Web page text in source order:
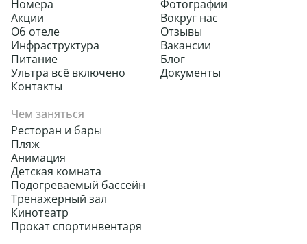
Номера
Акции
Об отеле
Инфраструктура
Питание
Ультра всё включено
Контакты
Фотографии
Вокруг нас
Отзывы
Вакансии
Блог
Документы
Чем заняться
Ресторан и бары
Пляж
Анимация
Детская комната
Подогреваемый бассейн
Тренажерный зал
Кинотеатр
Прокат спортинвентаря